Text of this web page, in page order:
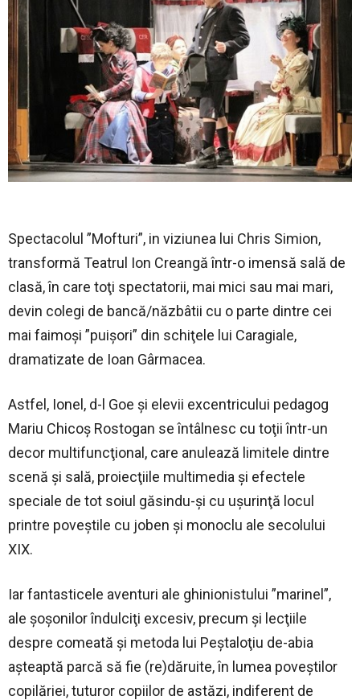
Spectacolul ”Mofturi”, in viziunea lui Chris Simion,
transformă Teatrul Ion Creangă într-o imensă sală de
clasă, în care toţi spectatorii, mai mici sau mai mari,
devin colegi de bancă/năzbâtii cu o parte dintre cei
mai faimoşi ”puişori” din schiţele lui Caragiale,
dramatizate de Ioan Gârmacea.
Astfel, Ionel, d-l Goe şi elevii excentricului pedagog
Mariu Chicoş Rostogan se întâlnesc cu toţii într-un
decor multifuncţional, care anulează limitele dintre
scenă şi sală, proiecţiile multimedia şi efectele
speciale de tot soiul găsindu-şi cu uşurinţă locul
printre poveştile cu joben şi monoclu ale secolului
XIX.
Iar fantasticele aventuri ale ghinionistului ”marinel”,
ale şoşonilor îndulciţi excesiv, precum şi lecţiile
despre comeată şi metoda lui Peştaloţiu de-abia
aşteaptă parcă să fie (re)dăruite, în lumea poveştilor
copilăriei, tuturor copiilor de astăzi, indiferent de